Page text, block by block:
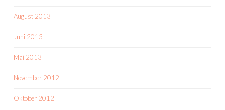
August 2013
Juni 2013
Mai 2013
November 2012
Oktober 2012